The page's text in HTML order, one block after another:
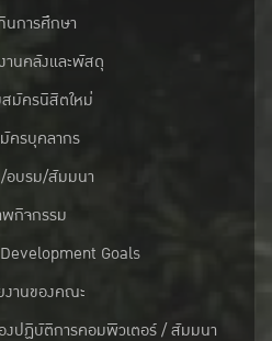
การศึกษา
านคลังและพัสดุ
มัครนิสิตใหม่
ครบุคลากร
อบรม/สัมมนา
กิจกรรม
Goals
านของคณะ
งปฏิบัติการคอมพิวเตอร์ / สัมมนา